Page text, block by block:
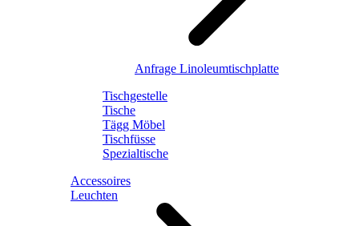
Anfrage Linoleumtischplatte
Tischgestelle
Tische
Tägg Möbel
Tischfüsse
Spezialtische
Accessoires
Leuchten